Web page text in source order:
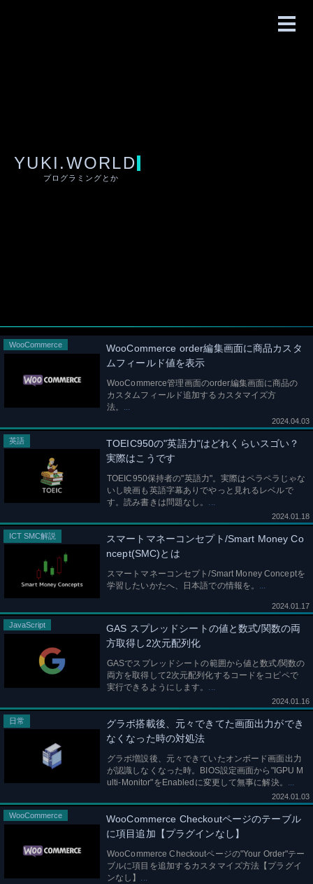
YUKI.WORLD
プログラミングとか
WooCommerce order編集画面に商品カスタ
ムフィールド値を表示
WooCommerce管理画面のorder編集画面に商品の
カスタムフィールド追加するカスタマイズ方
法。
2024.04.03
WooCommerce
TOEIC950の"英語力"はどれくらいスゴい？
実際はこうです
TOEIC950保持者の"英語力"。実際はペラペラじゃな
いし映画も英語字幕ありでやっと見れるレベルで
す。読み書きは問題なし。
2024.01.18
英語
スマートマネーコンセプト/Smart Money Co
ncept(SMC)とは
スマートマネーコンセプト/Smart Money Conceptを
学習したいかたへ、日本語での情報を。
2024.01.17
ICT SMC解説
GAS スプレッドシートの値と数式/関数の両
方取得し2次元配列化
GASでスプレッドシートの範囲から値と数式/関数の
両方を取得して2次元配列化するコードをコピペで
実行できるようにします。
2024.01.16
JavaScript
グラボ搭載後、元々できてた画面出力ができ
なくなった時の対処法
グラボ増設後、元々できていたオンボード画面出力
が認識しなくなった時。BIOS設定画面から"IGPU M
ulti-Monitor"をEnabledに変更して無事に解決。
2024.01.03
日常
WooCommerce Checkoutページのテーブル
に項目追加【プラグインなし】
WooCommerce Checkoutページの"Your Order"テー
ブルに項目を追加するカスタマイズ方法【プラグイ
ンなし】
WooCommerce